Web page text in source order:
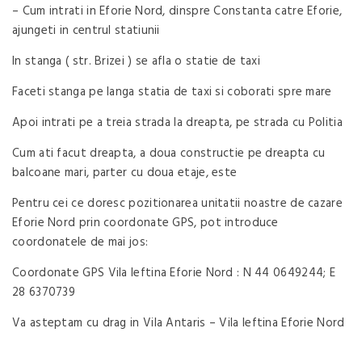
– Cum intrati in Eforie Nord, dinspre Constanta catre Eforie,
ajungeti in centrul statiunii
In stanga ( str. Brizei ) se afla o statie de taxi
Faceti stanga pe langa statia de taxi si coborati spre mare
Apoi intrati pe a treia strada la dreapta, pe strada cu Politia
Cum ati facut dreapta, a doua constructie pe dreapta cu
balcoane mari, parter cu doua etaje, este
Pentru cei ce doresc pozitionarea unitatii noastre de cazare
Eforie Nord prin coordonate GPS, pot introduce
coordonatele de mai jos:
Coordonate GPS Vila Ieftina Eforie Nord : N 44 0649244; E
28 6370739
Va asteptam cu drag in Vila Antaris – Vila Ieftina Eforie Nord